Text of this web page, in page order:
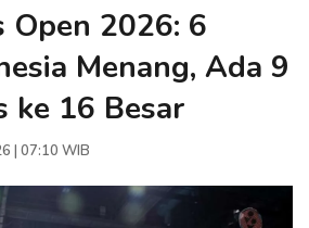
Open 2026: 6
Menang, Ada 9
ke 16 Besar
| 07:10 WIB